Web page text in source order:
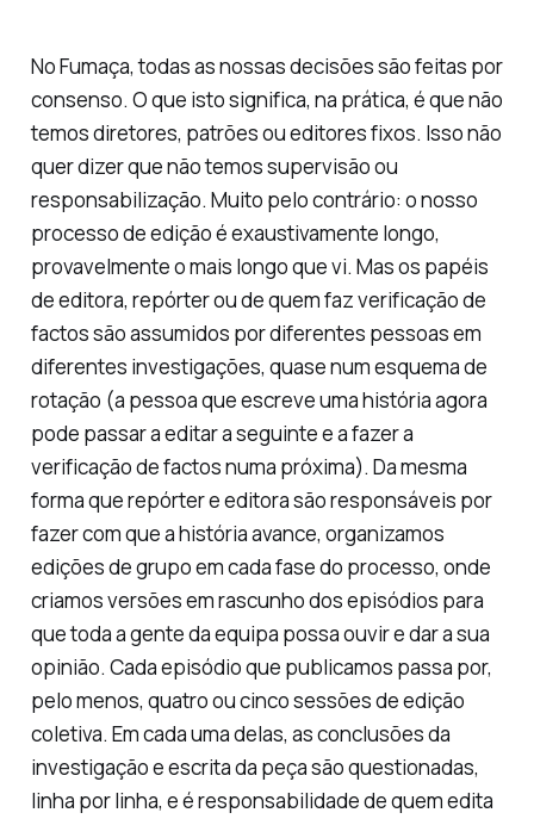
No Fumaça, todas as nossas decisões são feitas por
consenso. O que isto significa, na prática, é que não
temos diretores, patrões ou editores fixos. Isso não
quer dizer que não temos supervisão ou
responsabilização. Muito pelo contrário: o nosso
processo de edição é exaustivamente longo,
provavelmente o mais longo que vi. Mas os papéis
de editora, repórter ou de quem faz verificação de
factos são assumidos por diferentes pessoas em
diferentes investigações, quase num esquema de
rotação (a pessoa que escreve uma história agora
pode passar a editar a seguinte e a fazer a
verificação de factos numa próxima). Da mesma
forma que repórter e editora são responsáveis por
fazer com que a história avance, organizamos
edições de grupo em cada fase do processo, onde
criamos versões em rascunho dos episódios para
que toda a gente da equipa possa ouvir e dar a sua
opinião. Cada episódio que publicamos passa por,
pelo menos, quatro ou cinco sessões de edição
coletiva. Em cada uma delas, as conclusões da
investigação e escrita da peça são questionadas,
linha por linha, e é responsabilidade de quem edita